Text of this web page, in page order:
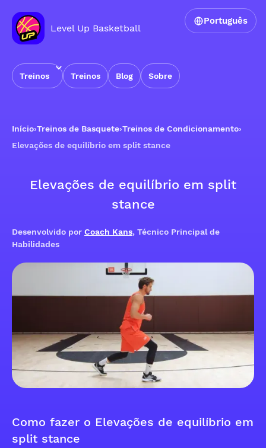
Level Up Basketball
Treinos Treinos Blog Sobre
Português
Início›Treinos de Basquete›Treinos de Condicionamento›
Elevações de equilíbrio em split stance
Elevações de equilíbrio em split
stance
Desenvolvido por Coach Kans, Técnico Principal de
Habilidades
Como fazer o Elevações de equilíbrio em
split stance